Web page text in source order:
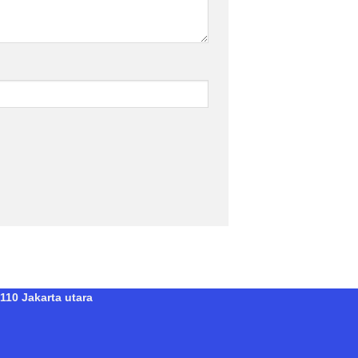
Jakarta utara